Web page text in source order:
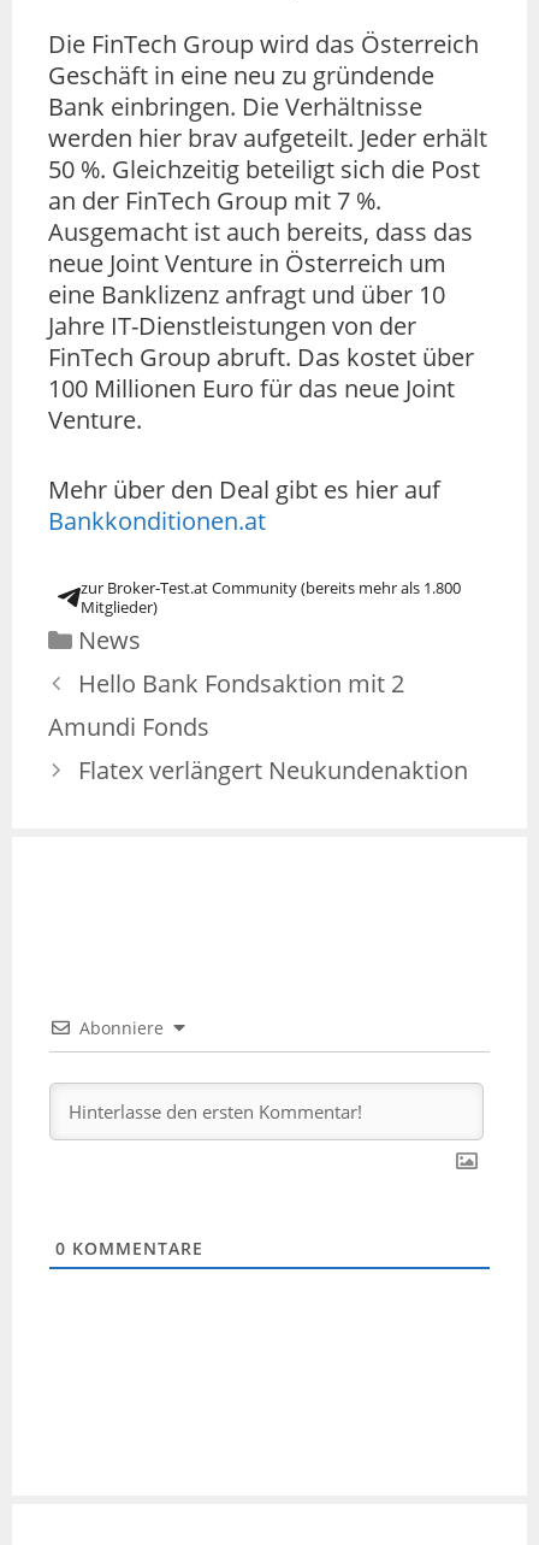
Die FinTech Group wird das Österreich
Geschäft in eine neu zu gründende
Bank einbringen. Die Verhältnisse
werden hier brav aufgeteilt. Jeder erhält
50 %. Gleichzeitig beteiligt sich die Post
an der FinTech Group mit 7 %.
Ausgemacht ist auch bereits, dass das
neue Joint Venture in Österreich um
eine Banklizenz anfragt und über 10
Jahre IT-Dienstleistungen von der
FinTech Group abruft. Das kostet über
100 Millionen Euro für das neue Joint
Venture.
Mehr über den Deal gibt es hier auf
Bankkonditionen.at
zur Broker-Test.at Community (bereits mehr als 1.800
Mitglieder)
News
Hello Bank Fondsaktion mit 2
Amundi Fonds
Flatex verlängert Neukundenaktion
Abonniere
0 KOMMENTARE